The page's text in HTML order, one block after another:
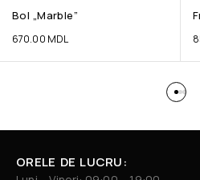
Bol „Marble”
670.00 MDL
ORELE DE LUCRU: